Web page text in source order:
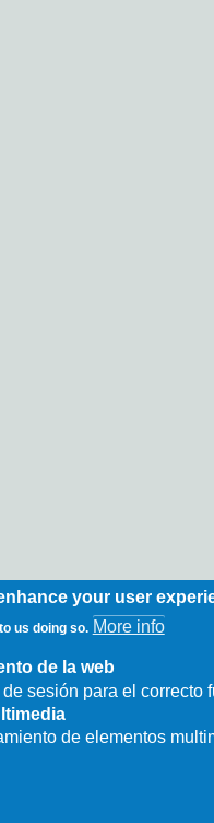
your user
us doing so. More info
de la web
sesión para el correcto
de elementos